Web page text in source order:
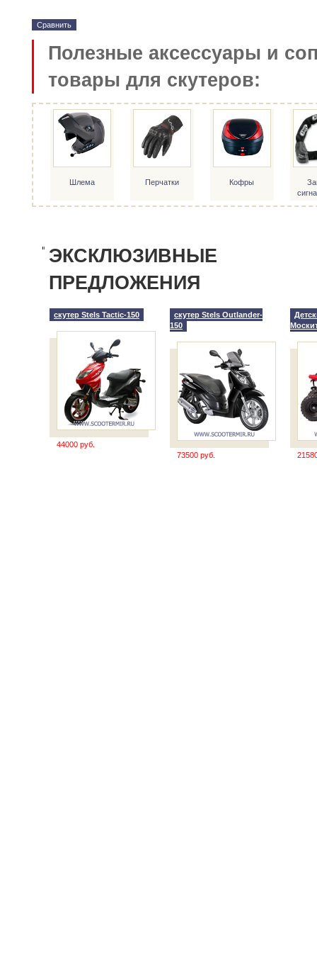
Сравнить
Полезные аксессуары и
товары для скутеров:
Шлема Перчатки Кофры
ЭКСКЛЮЗИВНЫЕ
ПРЕДЛОЖЕНИЯ
скутер Stels Tactic-150
44000 руб.
скутер Stels Outlander-
150
73500 руб.